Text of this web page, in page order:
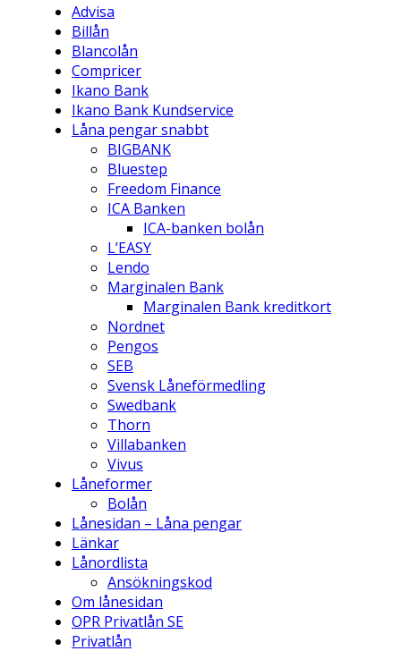
Advisa
Billån
Blancolån
Compricer
Ikano Bank
Ikano Bank Kundservice
Låna pengar snabbt
BIGBANK
Bluestep
Freedom Finance
ICA Banken
ICA-banken bolån
L’EASY
Lendo
Marginalen Bank
Marginalen Bank kreditkort
Nordnet
Pengos
SEB
Svensk Låneförmedling
Swedbank
Thorn
Villabanken
Vivus
Låneformer
Bolån
Lånesidan – Låna pengar
Länkar
Lånordlista
Ansökningskod
Om lånesidan
OPR Privatlån SE
Privatlån